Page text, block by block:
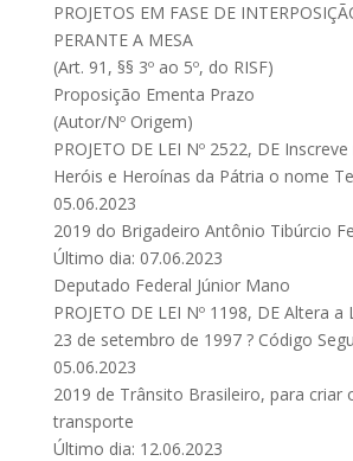
PROJETOS EM FASE DE
PERANTE A MESA
(Art. 91, §§ 3º ao 5º, do RISF)
Proposição Ementa Prazo
(Autor/Nº Origem)
PROJETO DE LEI Nº 2522, DE
Heróis e Heroínas da Pátria o nome
05.06.2023
2019 do Brigadeiro Antônio Tibúrcio
Último dia: 07.06.2023
Deputado Federal Júnior Mano
PROJETO DE LEI Nº 1198, DE Altera a
23 de setembro de 1997 ? Código
05.06.2023
2019 de Trânsito Brasileiro, para criar
transporte
Último dia: 12.06.2023